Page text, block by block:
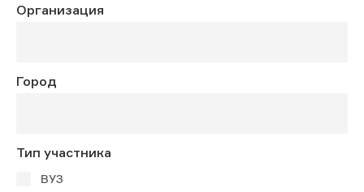
Организация
Город
Тип участника
ВУЗ